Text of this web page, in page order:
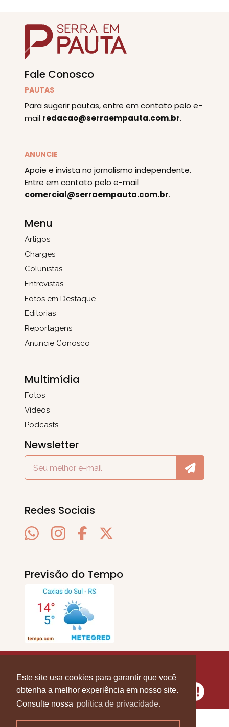
Este site usa cookies para garantir que você
obtenha a melhor experiência em nosso site.
Consulte nossa política de privacidade.
Fale Conosco
PAUTAS
Para sugerir pautas, entre em contato pelo e-
mail redacao@serraempauta.com.br.
ANUNCIE
Apoie e invista no jornalismo independente.
Entre em contato pelo e-mail
comercial@serraempauta.com.br.
Menu
Artigos
Charges
Colunistas
Entrevistas
Fotos em Destaque
Editorias
Reportagens
Anuncie Conosco
Multimídia
Fotos
Vídeos
Podcasts
Newsletter
Redes Sociais
Previsão do Tempo
Direitos Reservados.